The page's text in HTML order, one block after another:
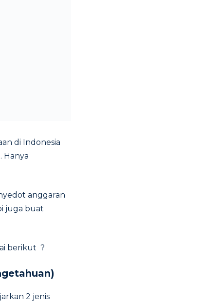
di Indonesia
Hanya
anggaran
juga buat
berikut ?
2 jenis